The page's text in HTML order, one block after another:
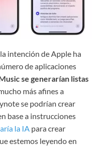
intención de Apple ha
de aplicaciones
se generarían listas
más afines a
se podrían crear
base a instrucciones
la IA para crear
estemos leyendo en